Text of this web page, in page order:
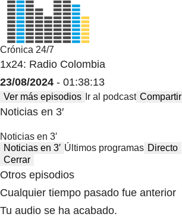
Crónica 24/7
1x24: Radio Colombia
23/08/2024 - 01:38:13
Ver más episodios Ir al podcast Compartir
Noticias en 3′
Noticias en 3′
Noticias en 3′ Últimos programas Directo
Cerrar
Otros episodios
Cualquier tiempo pasado fue anterior
Tu audio se ha acabado.